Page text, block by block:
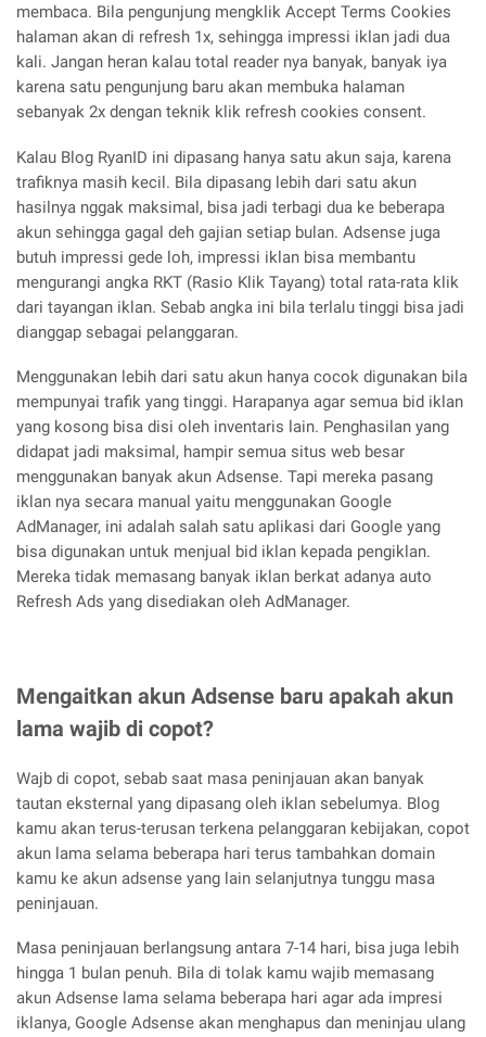
membaca. Bila pengunjung mengklik Accept Terms Cookies
halaman akan di refresh 1x, sehingga impressi iklan jadi dua
kali. Jangan heran kalau total reader nya banyak, banyak iya
karena satu pengunjung baru akan membuka halaman
sebanyak 2x dengan teknik klik refresh cookies consent.
Kalau Blog RyanID ini dipasang hanya satu akun saja, karena
trafiknya masih kecil. Bila dipasang lebih dari satu akun
hasilnya nggak maksimal, bisa jadi terbagi dua ke beberapa
akun sehingga gagal deh gajian setiap bulan. Adsense juga
butuh impressi gede loh, impressi iklan bisa membantu
mengurangi angka RKT (Rasio Klik Tayang) total rata-rata klik
dari tayangan iklan. Sebab angka ini bila terlalu tinggi bisa jadi
dianggap sebagai pelanggaran.
Menggunakan lebih dari satu akun hanya cocok digunakan bila
mempunyai trafik yang tinggi. Harapanya agar semua bid iklan
yang kosong bisa disi oleh inventaris lain. Penghasilan yang
didapat jadi maksimal, hampir semua situs web besar
menggunakan banyak akun Adsense. Tapi mereka pasang
iklan nya secara manual yaitu menggunakan Google
AdManager, ini adalah salah satu aplikasi dari Google yang
bisa digunakan untuk menjual bid iklan kepada pengiklan.
Mereka tidak memasang banyak iklan berkat adanya auto
Refresh Ads yang disediakan oleh AdManager.
Mengaitkan akun Adsense baru apakah akun
lama wajib di copot?
Wajb di copot, sebab saat masa peninjauan akan banyak
tautan eksternal yang dipasang oleh iklan sebelumya. Blog
kamu akan terus-terusan terkena pelanggaran kebijakan, copot
akun lama selama beberapa hari terus tambahkan domain
kamu ke akun adsense yang lain selanjutnya tunggu masa
peninjauan.
Masa peninjauan berlangsung antara 7-14 hari, bisa juga lebih
hingga 1 bulan penuh. Bila di tolak kamu wajib memasang
akun Adsense lama selama beberapa hari agar ada impresi
iklanya, Google Adsense akan menghapus dan meninjau ulang